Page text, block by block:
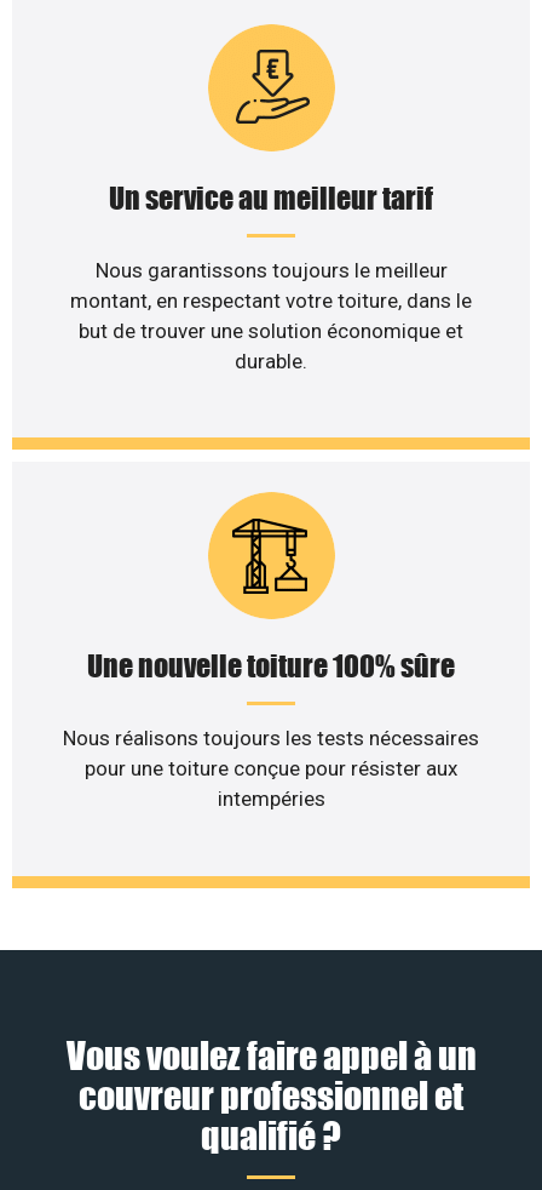
Un service au meilleur tarif
Nous garantissons toujours le meilleur
montant, en respectant votre toiture, dans le
but de trouver une solution économique et
durable.
Une nouvelle toiture 100% sûre
Nous réalisons toujours les tests nécessaires
pour une toiture conçue pour résister aux
intempéries
Vous voulez faire appel à un
couvreur professionnel et
qualifié ?